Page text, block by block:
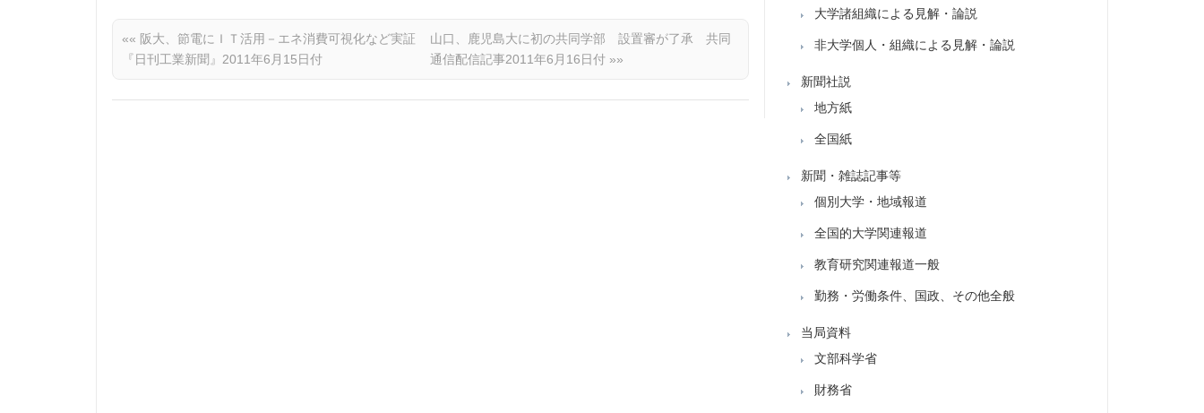
«« 阪大、節電にＩＴ活用－エネ消費可視化など実証
『日刊工業新聞』2011年6月15日付
山口、鹿児島大に初の共同学部 設置審が了承 共同
通信配信記事2011年6月16日付 »»
大学諸組織による見解・論説
非大学個人・組織による見解・論説
新聞社説
地方紙
全国紙
新聞・雑誌記事等
個別大学・地域報道
全国的大学関連報道
教育研究関連報道一般
勤務・労働条件、国政、その他全般
当局資料
文部科学省
財務省